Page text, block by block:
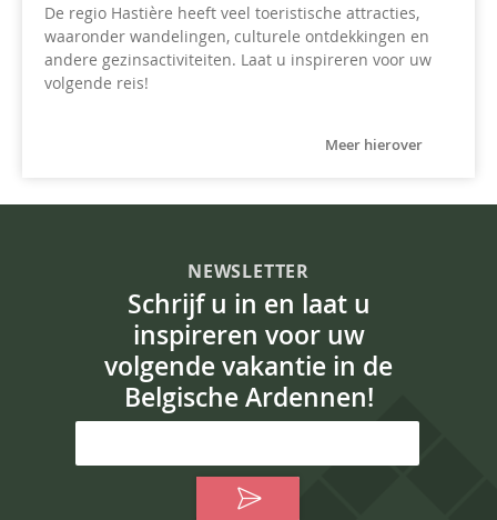
De regio Hastière heeft veel toeristische attracties,
waaronder wandelingen, culturele ontdekkingen en
andere gezinsactiviteiten. Laat u inspireren voor uw
volgende reis!
Meer hierover
NEWSLETTER
Schrijf u in en laat u
inspireren voor uw
volgende vakantie in de
Belgische Ardennen!